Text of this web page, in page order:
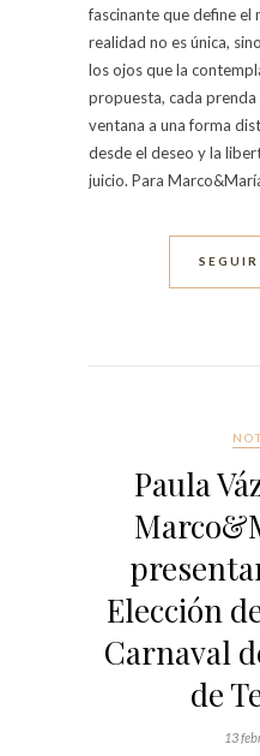
fascinante que define el
realidad no es única,
los ojos que la
propuesta, cada prenda
ventana a una forma
desde el deseo y la
juicio. Para
Paula
Elección
Carnaval
de
13